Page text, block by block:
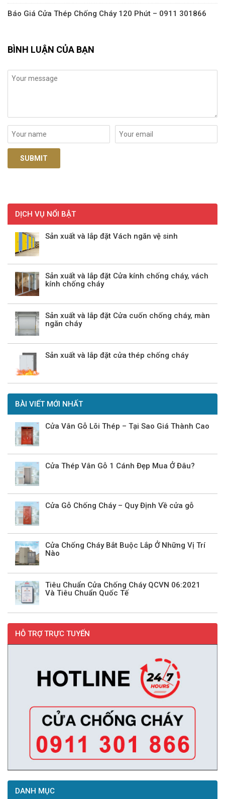
DỊCH VỤ NỔI BẬT
Sản xuất và lắp đặt Vách ngăn vệ sinh
Sản xuất và lắp đặt Cửa kính chống cháy, vách
kính chống cháy
Sản xuất và lắp đặt Cửa cuốn chống cháy, màn
ngăn cháy
Sản xuất và lắp đặt cửa thép chống cháy
BÀI VIẾT MỚI NHẤT
Cửa Vân Gỗ Lõi Thép – Tại Sao Giá Thành Cao
Cửa Thép Vân Gỗ 1 Cánh Đẹp Mua Ở Đâu?
Cửa Gỗ Chống Cháy – Quy Định Về cửa gỗ
Cửa Chống Cháy Bắt Buộc Lắp Ở Những Vị Trí
Nào
Tiêu Chuẩn Cửa Chống Cháy QCVN 06:2021
Và Tiêu Chuẩn Quốc Tế
HỖ TRỢ TRỰC TUYẾN
DANH MỤC
Báo Giá Cửa Thép Chống Cháy 120 Phút – 0911 301866
BÌNH LUẬN CỦA BẠN